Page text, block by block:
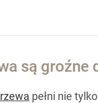
są groźne
pełni nie